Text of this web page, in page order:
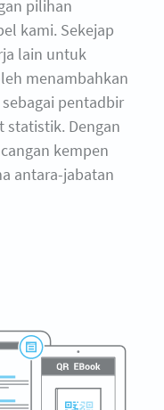
pilihan
kami. Sekejap
lain untuk
menambahkan
pentadbir
statistik. Dengan
kempen
antara-jabatan